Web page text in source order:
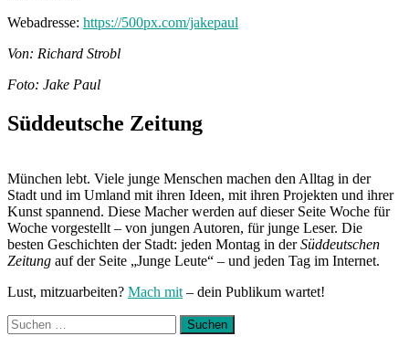
Webadresse: https://500px.com/jakepaul
Von: Richard Strobl
Foto: Jake Paul
Süddeutsche Zeitung
München lebt. Viele junge Menschen machen den Alltag in der
Stadt und im Umland mit ihren Ideen, mit ihren Projekten und ihrer
Kunst spannend. Diese Macher werden auf dieser Seite Woche für
Woche vorgestellt – von jungen Autoren, für junge Leser. Die
besten Geschichten der Stadt: jeden Montag in derSüddeutschen
Zeitung auf der Seite „Junge Leute“ – und jeden Tag im Internet.
Lust, mitzuarbeiten? Mach mit – dein Publikum wartet!
Suchen
nach: